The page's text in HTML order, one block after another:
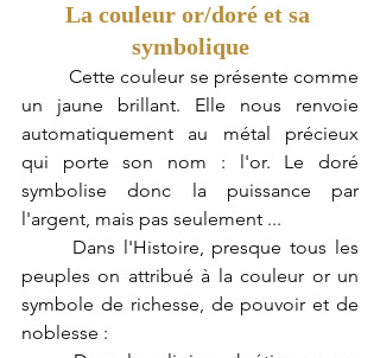
La couleur or/doré et sa
symbolique
	Cette couleur se présente comme
un jaune brillant. Elle nous renvoie
automatiquement au métal précieux
qui porte son nom : l'or. Le doré
symbolise donc la puissance par
l'argent, mais pas seulement ...
peuples on attribué à la couleur or un
symbole de richesse, de pouvoir et de
noblesse :